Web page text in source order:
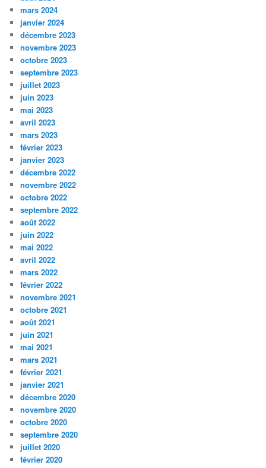
mars 2024
janvier 2024
décembre 2023
novembre 2023
octobre 2023
septembre 2023
juillet 2023
juin 2023
mai 2023
avril 2023
mars 2023
février 2023
janvier 2023
décembre 2022
novembre 2022
octobre 2022
septembre 2022
août 2022
juin 2022
mai 2022
avril 2022
mars 2022
février 2022
novembre 2021
octobre 2021
août 2021
juin 2021
mai 2021
mars 2021
février 2021
janvier 2021
décembre 2020
novembre 2020
octobre 2020
septembre 2020
juillet 2020
février 2020